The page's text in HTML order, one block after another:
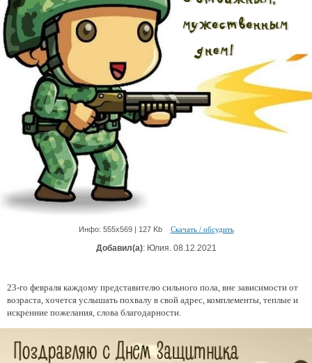
Инфо: 555х569 | 127 Kb Скачать / обсудить
Добавил(а): Юлия. 08.12.2021
23-го февраля каждому представителю сильного пола, вне зависимости от
возраста, хочется услышать похвалу в свой адрес, комплементы, теплые и
искренние пожелания, слова благодарности.